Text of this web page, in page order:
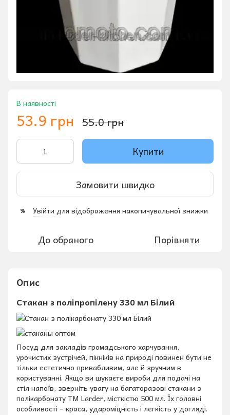
В наявності
53.9 грн 55.0 грн
Купити
Замовити швидко
% Увійти для відображення накопичувальної знижки
До обраного Порівняти
Опис
Стакан з поліпропілену 330 мл Білий
Посуд для закладів громадського харчування,
урочистих зустрічей, пікніків на природі повинен бути не
тільки естетично привабливим, але й зручним в
користуванні. Якщо ви шукаєте вироби для подачі на
стіл напоїв, зверніть увагу на багаторазові стакани з
полікарбонату TM Larder, місткістю 500 мл. Їх головні
особливості – краса, удароміцність і легкість у догляді.